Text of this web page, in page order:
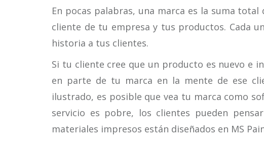
En pocas palabras, una marca es la suma
cliente de tu empresa y tus productos. Cada
historia a tus clientes.
Si tu cliente cree que un producto es nuevo e
en parte de tu marca en la mente de ese
ilustrado, es posible que vea tu marca como
servicio es pobre, los clientes pueden
materiales impresos están diseñados en MS